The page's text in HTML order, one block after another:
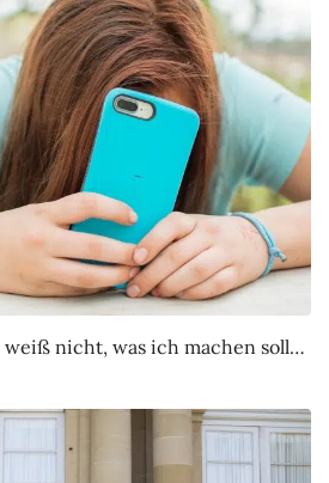
nicht, was ich machen soll…